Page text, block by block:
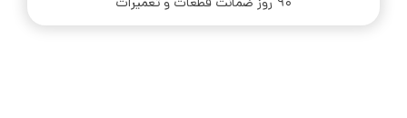
۹۰ روز ضمانت قطعات و تعمیرات